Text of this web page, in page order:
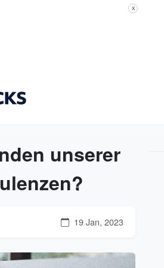
X
unserer
19 Jan, 2023